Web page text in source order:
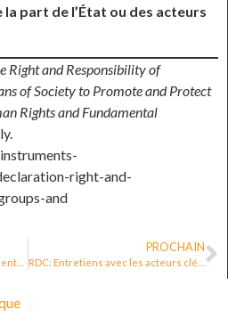
part de l’État ou des acteurs
Right and Responsibility of
of Society to Promote and Protect
Rights and Fundamental
right-and-
and
PROCHAIN